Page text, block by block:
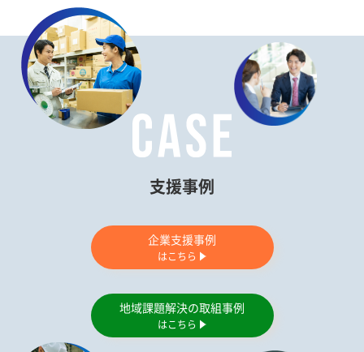
支援事例
企業支援事例
はこちら
地域課題解決の取組事例
はこちら